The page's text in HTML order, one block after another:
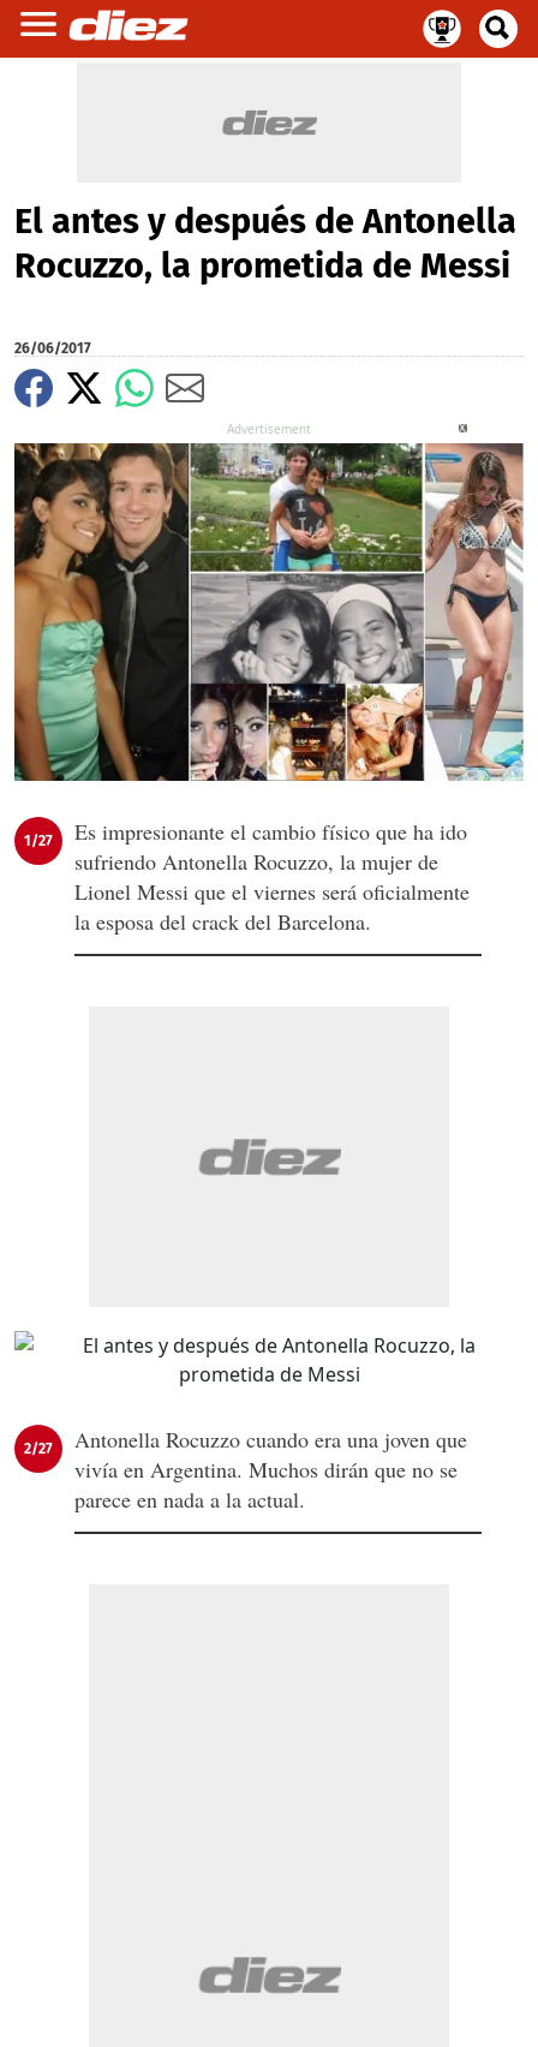
El antes y después de Antonella
Rocuzzo, la prometida de Messi
26/06/2017
1/27
Es impresionante el cambio físico que ha ido
sufriendo Antonella Rocuzzo, la mujer de
Lionel Messi que el viernes será oficialmente
la esposa del crack del Barcelona.
2/27
Antonella Rocuzzo cuando era una joven que
vivía en Argentina. Muchos dirán que no se
parece en nada a la actual.
X